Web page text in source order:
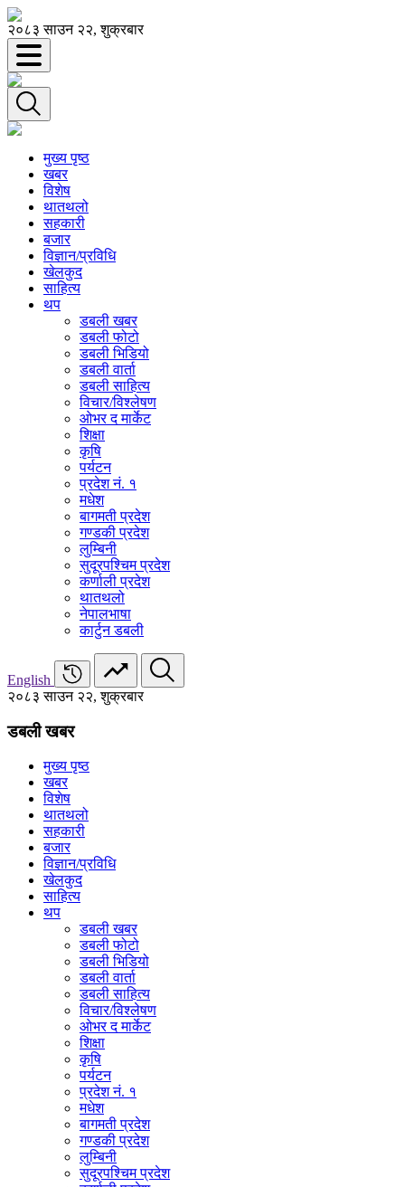
२०८३ साउन २२, शुक्रबार
मुख्य पृष्ठ
खबर
विशेष
थातथलो
सहकारी
बजार
विज्ञान/प्रविधि
खेलकुद
साहित्य
थप
डबली खबर
डबली फोटो
डबली भिडियो
डबली वार्ता
डबली साहित्य
विचार/विश्‍लेषण
ओभर द मार्केट
शिक्षा
कृषि
पर्यटन
प्रदेश नं. १
मधेश
बागमती प्रदेश
गण्डकी प्रदेश
लुम्बिनी
सुदूरपश्चिम प्रदेश
कर्णाली प्रदेश
थातथलो
नेपालभाषा
कार्टुन डबली
English
२०८३ साउन २२, शुक्रबार
डबली खबर
मुख्य पृष्ठ
खबर
विशेष
थातथलो
सहकारी
बजार
विज्ञान/प्रविधि
खेलकुद
साहित्य
थप
डबली खबर
डबली फोटो
डबली भिडियो
डबली वार्ता
डबली साहित्य
विचार/विश्‍लेषण
ओभर द मार्केट
शिक्षा
कृषि
पर्यटन
प्रदेश नं. १
मधेश
बागमती प्रदेश
गण्डकी प्रदेश
लुम्बिनी
सुदूरपश्चिम प्रदेश